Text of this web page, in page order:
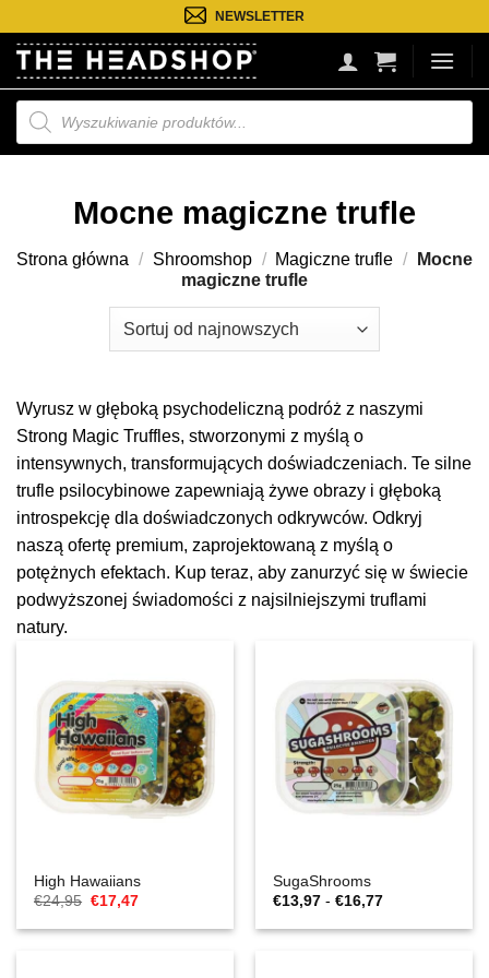
do
treści
NEWSLETTER
Wyszukiwarka
produktów
Mocne magiczne trufle
Strona główna / Shroomshop / Magiczne trufle /
Mocne
magiczne trufle
Wyrusz w głęboką psychodeliczną podróż z naszymi
Strong Magic Truffles, stworzonymi z myślą o
intensywnych, transformujących doświadczeniach. Te silne
trufle psilocybinowe zapewniają żywe obrazy i głęboką
introspekcję dla doświadczonych odkrywców. Odkryj
naszą ofertę premium, zaprojektowaną z myślą o
potężnych efektach. Kup teraz, aby zanurzyć się w świecie
podwyższonej świadomości z najsilniejszymi truflami
natury.
High Hawaiians
€24,95 Cena
wynosiła:
€17,47Aktualna
to:
SugaShrooms
€13,97 - €16,77Zakres
€13,97